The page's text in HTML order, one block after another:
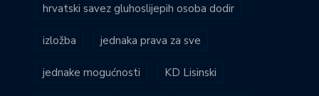
hrvatski savez gluhoslijepih osoba dodir
izložba jednaka prava za sve
jednake mogućnosti KD Lisinski